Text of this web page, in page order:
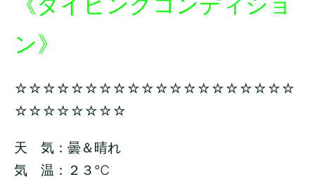
ン》
☆☆☆☆☆☆☆☆☆☆☆☆☆☆☆☆☆☆☆☆
☆☆☆☆☆☆☆☆
天 気：曇＆晴れ
気 温：２３ ℃